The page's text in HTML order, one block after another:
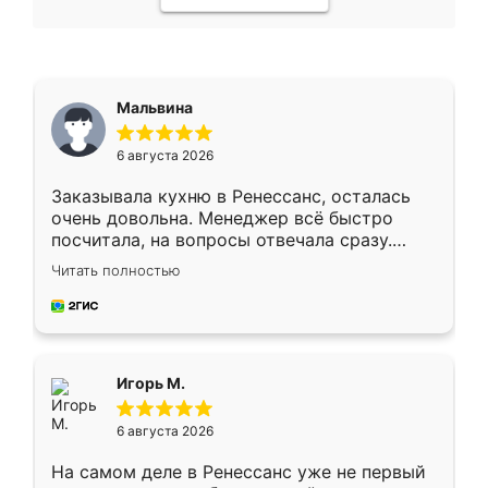
Мальвина
6 августа 2026
Заказывала кухню в Ренессанс, осталась
очень довольна. Менеджер всё быстро
посчитала, на вопросы отвечала сразу.
Замерщик приехал в субботу, подошёл к
делу со всей ответственностью. Собрали
за день, ребята работали аккуратно, даже
Читать полностью
Игорь М.
6 августа 2026
На самом деле в Ренессанс уже не первый